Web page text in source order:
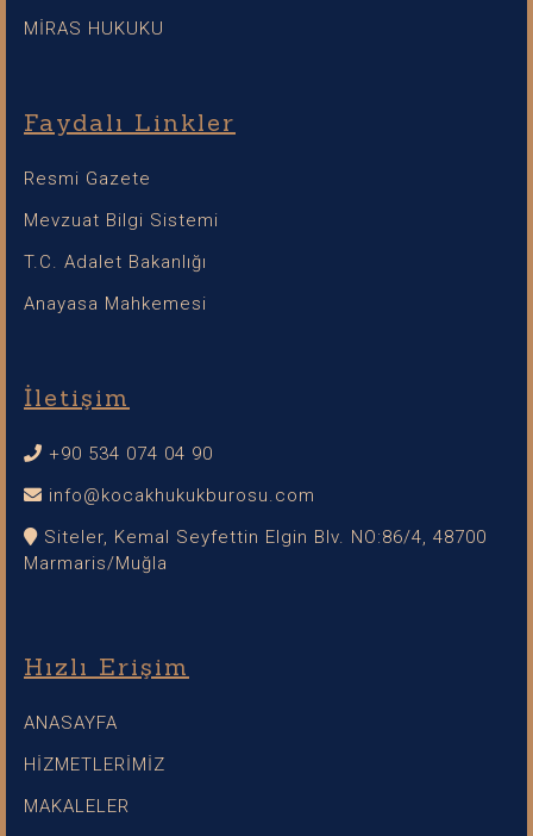
MİRAS HUKUKU
Faydalı Linkler
Resmi Gazete
Mevzuat Bilgi Sistemi
T.C. Adalet Bakanlığı
Anayasa Mahkemesi
İletişim
+90 534 074 04 90
info@kocakhukukburosu.com
Siteler, Kemal Seyfettin Elgin Blv. NO:86/4, 48700
Marmaris/Muğla
Hızlı Erişim
ANASAYFA
HİZMETLERİMİZ
MAKALELER